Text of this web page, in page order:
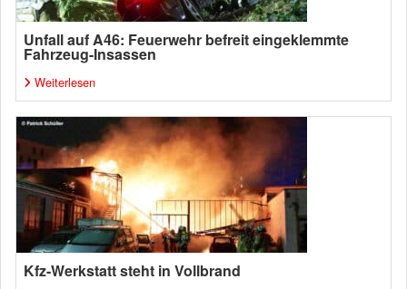
Unfall auf A46: Feuerwehr befreit eingeklemmte
Fahrzeug-Insassen
Weiterlesen
Kfz-Werkstatt steht in Vollbrand